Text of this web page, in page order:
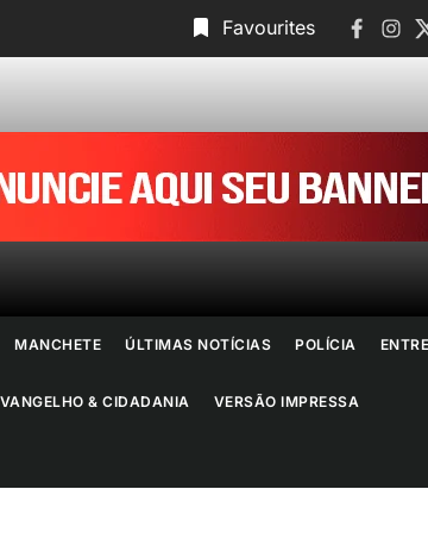
Favourites
MANCHETE ÚLTIMAS NOTÍCIAS POLÍCIA
& CIDADANIA VERSÃO IMPRESSA